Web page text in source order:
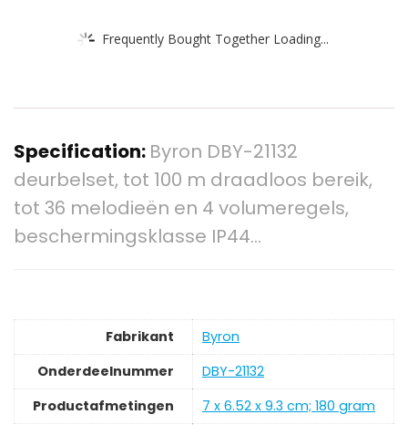
Frequently Bought Together Loading...
Specification: Byron DBY-21132
deurbelset, tot 100 m draadloos bereik,
tot 36 melodieën en 4 volumeregels,
beschermingsklasse IP44…
Fabrikant
‎Byron
Onderdeelnummer
‎DBY-21132
Productafmetingen
‎7 x 6.52 x 9.3 cm; 180 gram